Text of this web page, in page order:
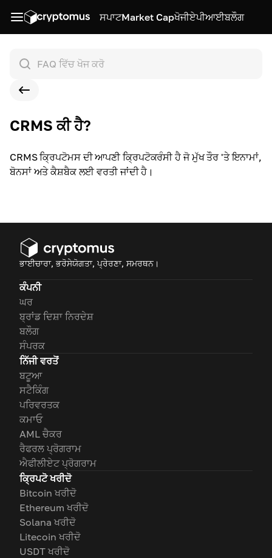
ਸਪਾਟMarket Capਖੋਜੀਏਪੀਆਈਬਲੌਗ
CRMS ਕੀ ਹੈ?
CRMS ਕ੍ਰਿਪਟੋਮਸ ਦੀ ਆਪਣੀ ਕ੍ਰਿਪਟੋਕਰੰਸੀ ਹੈ ਜੋ ਮੁੱਖ ਤੌਰ 'ਤੇ ਇਨਾਮਾਂ,
ਬੋਨਸਾਂ ਅਤੇ ਕੈਸ਼ਬੈਕ ਲਈ ਵਰਤੀ ਜਾਂਦੀ ਹੈ।
ਭਾਈਚਾਰਾ, ਭਰੋਸੇਯੋਗਤਾ, ਪ੍ਰੇਰਣਾ, ਸਮਰਥਨ।
ਕੰਪਨੀ
ਘਰ
ਬ੍ਰਾਂਡ ਦਿਸ਼ਾ ਨਿਰਦੇਸ਼
ਬਲੌਗ
ਸੰਪਰਕ
ਨਿੱਜੀ ਵਰਤੋਂ
ਬਟੂਆ
ਸਟੈਕਿੰਗ
ਪਰਿਵਰਤਕ
ਕਮਾਓ
AML ਚੈਕਰ
ਰੈਫਰਲ ਪ੍ਰੋਗਰਾਮ
ਐਫੀਲੀਏਟ ਪ੍ਰੋਗਰਾਮ
ਕ੍ਰਿਪਟੋ ਖਰੀਦੋ
Bitcoin ਖਰੀਦੋ
Ethereum ਖਰੀਦੋ
Solana ਖਰੀਦੋ
Litecoin ਖਰੀਦੋ
USDT ਖਰੀਦੋ